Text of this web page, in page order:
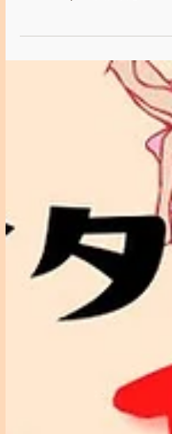
プロのパーカッショニスト
する一期JAM スペシャル
Workshop、 コロナ禍を
りの開催となりました！...